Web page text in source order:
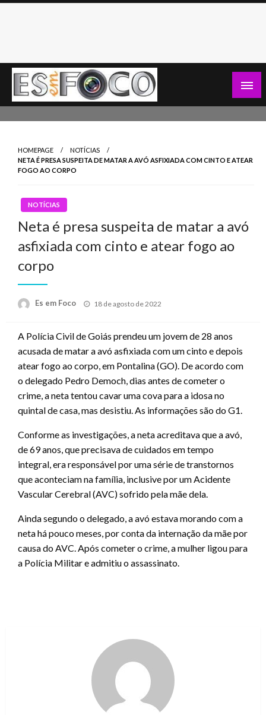
Skip
HOMEPAGE
NOTÍCIAS
NETA É PRESA SUSPEITA DE MATAR A AVÓ ASFIXIADA COM CINTO E ATEAR
FOGO AO CORPO
NOTÍCIAS
Neta é presa suspeita de matar a avó
asfixiada com cinto e atear fogo ao
corpo
Es em Foco
Posted
18 de agosto de 2022
A Polícia Civil de Goiás prendeu um jovem de 28 anos
acusada de matar a avó asfixiada com um cinto e depois
atear fogo ao corpo, em Pontalina (GO). De acordo com
o delegado Pedro Democh, dias antes de cometer o
crime, a neta tentou cavar uma cova para a idosa no
quintal de casa, mas desistiu. As informações são do G1.
Conforme as investigações, a neta acreditava que a avó,
de 69 anos, que precisava de cuidados em tempo
integral, era responsável por uma série de transtornos
que aconteciam na família, inclusive por um Acidente
Vascular Cerebral (AVC) sofrido pela mãe dela.
Ainda segundo o delegado, a avó estava morando com a
neta há pouco meses, por conta da internação da mãe por
causa do AVC. Após cometer o crime, a mulher ligou para
a Polícia Militar e admitiu o assassinato.